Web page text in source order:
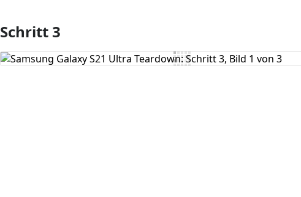
Kommentar hinzufügen
Schritt 3